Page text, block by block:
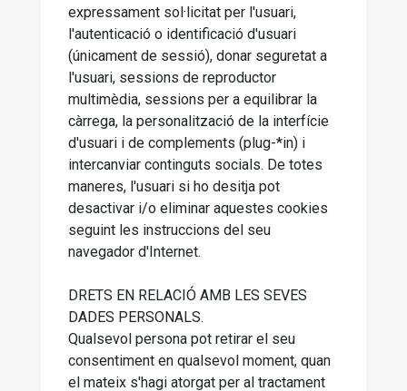
expressament sol·licitat per l'usuari,
l'autenticació o identificació d'usuari
(únicament de sessió), donar seguretat a
l'usuari, sessions de reproductor
multimèdia, sessions per a equilibrar la
càrrega, la personalització de la interfície
d'usuari i de complements (plug-*in) i
intercanviar continguts socials. De totes
maneres, l'usuari si ho desitja pot
desactivar i/o eliminar aquestes cookies
seguint les instruccions del seu
navegador d'Internet.
DRETS EN RELACIÓ AMB LES SEVES
DADES PERSONALS.
Qualsevol persona pot retirar el seu
consentiment en qualsevol moment, quan
el mateix s'hagi atorgat per al tractament